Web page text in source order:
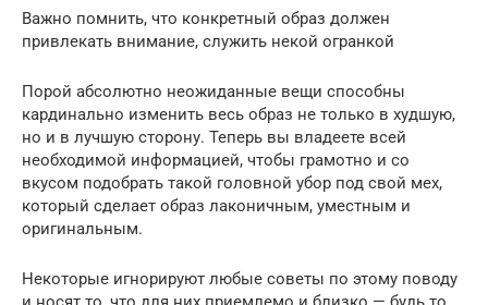
Важно помнить, что конкретный образ должен
привлекать внимание, служить некой огранкой
Порой абсолютно неожиданные вещи способны
кардинально изменить весь образ не только в худшую,
но и в лучшую сторону. Теперь вы владеете всей
необходимой информацией, чтобы грамотно и со
вкусом подобрать такой головной убор под свой мех,
который сделает образ лаконичным, уместным и
оригинальным.
Некоторые игнорируют любые советы по этому поводу